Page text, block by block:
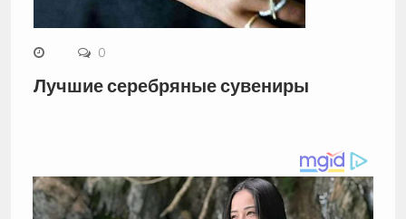
0
Лучшие серебряные сувениры